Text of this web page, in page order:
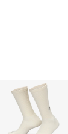
第一商業銀行